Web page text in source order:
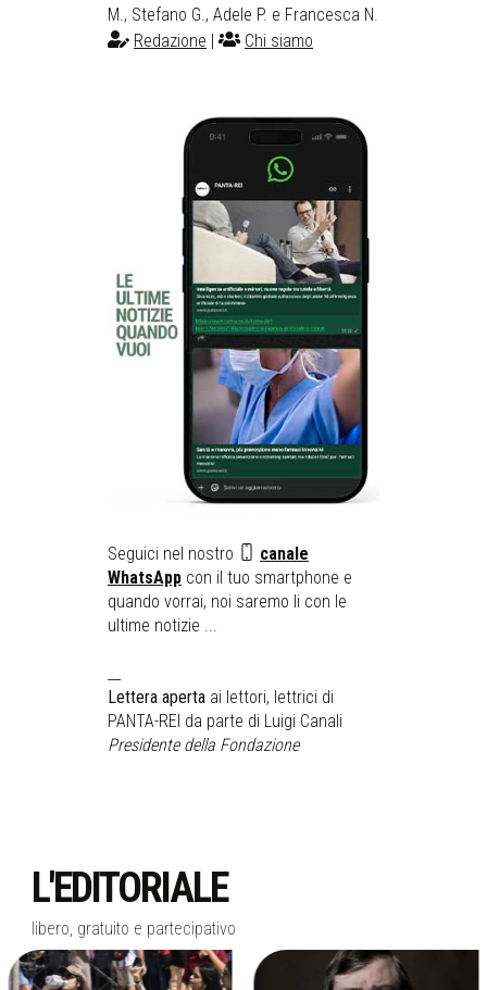
M., Stefano G., Adele P. e Francesca N.
Redazione
Chi siamo
Seguici nel nostro
canale
WhatsApp con il tuo smartphone e
quando vorrai, noi saremo li con le
ultime notizie ...
Lettera aperta ai lettori, lettrici di
PANTA-REI da parte di Luigi Canali
Presidente della Fondazione
L'EDITORIALE
libero, gratuito e partecipativo